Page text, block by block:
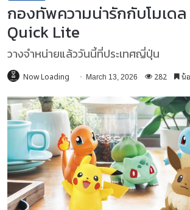
กองทัพความน่ารักกับโมเด
Quick Lite
วางจำหน่ายแล้ววันนี้ที่ประเทศญี่ปุ่น
Now Loading March 13, 2026 282 น้